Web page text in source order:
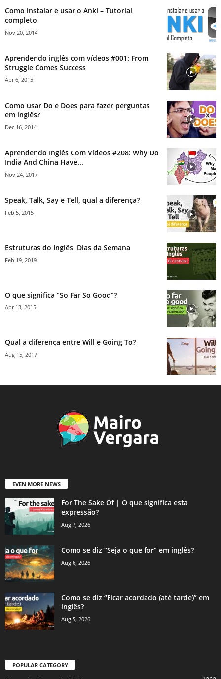
Como instalar e usar o Anki – Tutorial
completo
Nov 20, 2014
Aprendendo inglês com vídeos #001: From
Struggle Comes Success
Apr 6, 2015
Como usar Do e Does para fazer perguntas
em inglês?
Dec 16, 2014
Aprendendo Inglês Com Vídeos #208: Why Do
India And China Have...
Nov 24, 2017
Speak, Talk, Say e Tell, qual a diferença?
Feb 5, 2015
Estruturas do Inglês: Dias da Semana
Feb 19, 2019
O que significa “So Far So Good”?
Apr 13, 2015
Qual a diferença entre Will e Going To?
Aug 15, 2017
EVEN MORE NEWS
For The Sake Of | O que significa esta
expressão?
Aug 7, 2026
Como se diz “Seja o que for” em inglês?
Aug 6, 2026
Como se diz “Ficar acordado (até tarde)” em
inglês?
Aug 5, 2026
POPULAR CATEGORY